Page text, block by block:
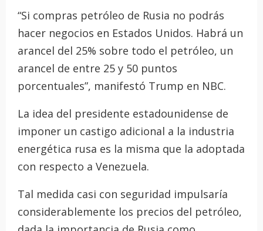
“Si compras petróleo de Rusia no podrás
hacer negocios en Estados Unidos. Habrá un
arancel del 25% sobre todo el petróleo, un
arancel de entre 25 y 50 puntos
porcentuales”, manifestó Trump en NBC.
La idea del presidente estadounidense de
imponer un castigo adicional a la industria
energética rusa es la misma que la adoptada
con respecto a Venezuela.
Tal medida casi con seguridad impulsaría
considerablemente los precios del petróleo,